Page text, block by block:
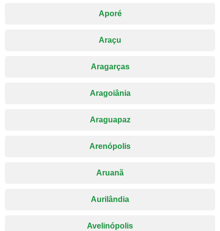
Aporé
Araçu
Aragarças
Aragoiânia
Araguapaz
Arenópolis
Aruanã
Aurilândia
Avelinópolis